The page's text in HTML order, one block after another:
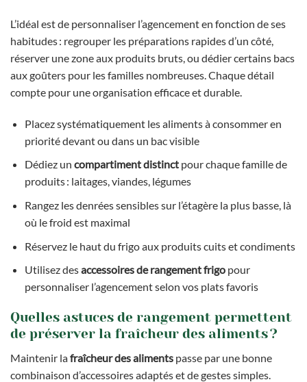
L’idéal est de personnaliser l’agencement en fonction de ses
habitudes : regrouper les préparations rapides d’un côté,
réserver une zone aux produits bruts, ou dédier certains bacs
aux goûters pour les familles nombreuses. Chaque détail
compte pour une organisation efficace et durable.
Placez systématiquement les aliments à consommer en
priorité devant ou dans un bac visible
Dédiez un compartiment distinctpour chaque famille de
produits : laitages, viandes, légumes
Rangez les denrées sensibles sur l’étagère la plus basse, là
où le froid est maximal
Réservez le haut du frigo aux produits cuits et condiments
Utilisez desaccessoires de rangement frigopour
personnaliser l’agencement selon vos plats favoris
Quelles astuces de rangement permettent
de préserver la fraîcheur des aliments ?
Maintenir lafraîcheur des aliments passe par une bonne
combinaison d’accessoires adaptés et de gestes simples.